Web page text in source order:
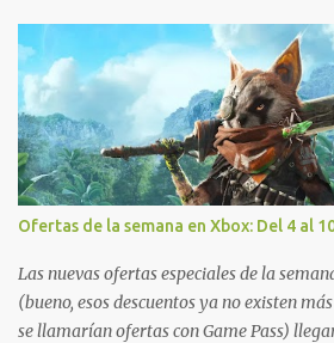
Ofertas de la semana en Xbox: Del 4 al
Las nuevas ofertas especiales de la
(bueno, esos descuentos ya no existen
se llamarían ofertas con Game Pass)